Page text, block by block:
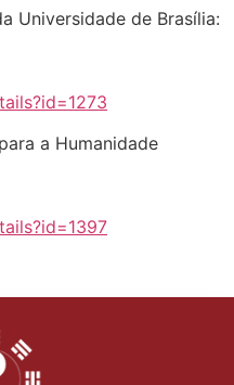
Universidade de Brasília:
a Humanidade